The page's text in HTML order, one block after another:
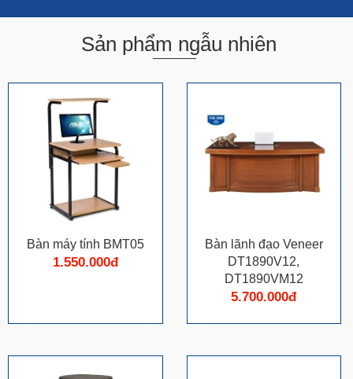
Sản phẩm ngẫu nhiên
Bàn máy tính BMT05
1.550.000đ
Bàn lãnh đạo Veneer
DT1890V12,
DT1890VM12
5.700.000đ